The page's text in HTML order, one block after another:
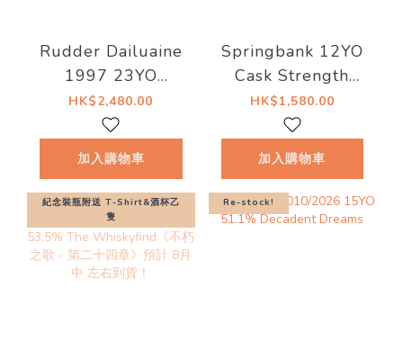
Rudder Dailuaine
1997 23YO
Hogshead #12808
50.9%
HK$2,480.00
加入購物車
Springbank 12YO
Cask Strength
Batch 29 56.6%
HK$1,580.00
加入購物車
紀念裝瓶附送 T-Shirt&酒杯乙
隻
Re-stock!